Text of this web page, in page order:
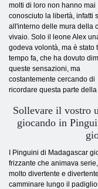
molti di loro non hanno mai
conosciuto la libertà, infatti
all'interno delle mura della
vivaio. Solo il leone Alex
godeva volontà, ma è stato
tempo fa, che ha dovuto
queste sensazioni, ma
costantemente cercando di
ricordare questa parte della
Sollevare il vostro
giocando in
I Pinguini di Madagascar
frizzante che animava
molto divertente e
camminare lungo il